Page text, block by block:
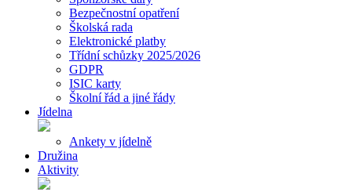
Bezpečnostní opatření
Školská rada
Elektronické platby
Třídní schůzky 2025/2026
GDPR
ISIC karty
Školní řád a jiné řády
Jídelna
Ankety v jídelně
Družina
Aktivity